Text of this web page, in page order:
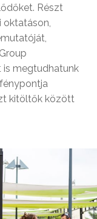
Részt
oktatáson,
is megtudhatunk
kitöltők között